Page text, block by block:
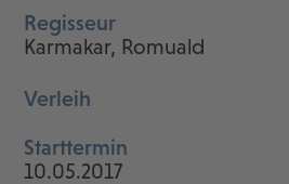
Regisseur
Karmakar, Romuald
Verleih
Starttermin
10.05.2017